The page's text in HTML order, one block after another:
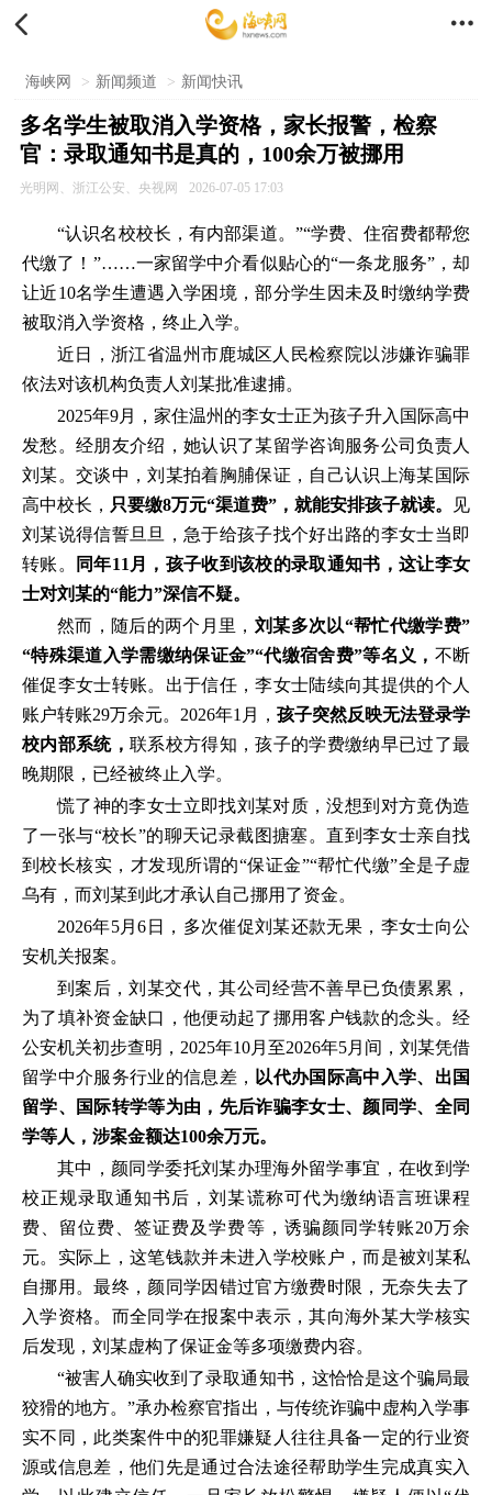
 
海峡网 > 新闻频道 > 新闻快讯
多名学生被取消入学资格，家长报警，检察
官：录取通知书是真的，100余万被挪用
光明网、浙江公安、央视网 2026-07-05 17:03
“认识名校校长，有内部渠道。”“学费、住宿费都帮您
代缴了！”……一家留学中介看似贴心的“一条龙服务”，却
让近10名学生遭遇入学困境，部分学生因未及时缴纳学费
被取消入学资格，终止入学。
近日，浙江省温州市鹿城区人民检察院以涉嫌诈骗罪
依法对该机构负责人刘某批准逮捕。
2025年9月，家住温州的李女士正为孩子升入国际高中
发愁。经朋友介绍，她认识了某留学咨询服务公司负责人
刘某。交谈中，刘某拍着胸脯保证，自己认识上海某国际
高中校长， 只要缴8万元“渠道费”，就能安排孩子就读。
见
刘某说得信誓旦旦，急于给孩子找个好出路的李女士当即
转账。
同年11月，孩子收到该校的录取通知书，这让李女
士对刘某的“能力”深信不疑。
然而，随后的两个月里， 刘某多次以“帮忙代缴学费”
“特殊渠道入学需缴纳保证金”“代缴宿舍费”等名义， 不断
催促李女士转账。出于信任，李女士陆续向其提供的个人
账户转账29万余元。2026年1月， 孩子突然反映无法登录学
校内部系统， 联系校方得知，孩子的学费缴纳早已过了最
晚期限，已经被终止入学。
慌了神的李女士立即找刘某对质，没想到对方竟伪造
了一张与“校长”的聊天记录截图搪塞。直到李女士亲自找
到校长核实，才发现所谓的“保证金”“帮忙代缴”全是子虚
乌有，而刘某到此才承认自己挪用了资金。
2026年5月6日，多次催促刘某还款无果，李女士向公
安机关报案。
到案后，刘某交代，其公司经营不善早已负债累累，
为了填补资金缺口，他便动起了挪用客户钱款的念头。经
公安机关初步查明，2025年10月至2026年5月间，刘某凭借
留学中介服务行业的信息差， 以代办国际高中入学、出国
留学、国际转学等为由，先后诈骗李女士、颜同学、全同
学等人，涉案金额达100余万元。
其中，颜同学委托刘某办理海外留学事宜，在收到学
校正规录取通知书后，刘某谎称可代为缴纳语言班课程
费、留位费、签证费及学费等，诱骗颜同学转账20万余
元。实际上，这笔钱款并未进入学校账户，而是被刘某私
自挪用。最终，颜同学因错过官方缴费时限，无奈失去了
入学资格。而全同学在报案中表示，其向海外某大学核实
后发现，刘某虚构了保证金等多项缴费内容。
“被害人确实收到了录取通知书，这恰恰是这个骗局最
狡猾的地方。”承办检察官指出，与传统诈骗中虚构入学事
实不同，此类案件中的犯罪嫌疑人往往具备一定的行业资
源或信息差，他们先是通过合法途径帮助学生完成真实入